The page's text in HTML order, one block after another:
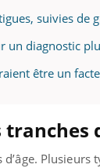
suivies de
un diagnostic
être un
Plusieurs